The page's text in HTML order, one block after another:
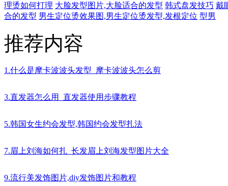
理烫如何打理 大脸发型图片,大脸适合的发型 韩式盘发技巧 戴
合的发型 男生定位烫效果图,男生定位烫发型,发根定位 型男
推荐内容
1.什么是摩卡波波头发型_摩卡波波头怎么剪
3.直发器怎么用_直发器使用步骤教程
5.韩国女生约会发型,韩国约会发型扎法
7.眉上刘海如何扎_长发眉上刘海发型图片大全
9.流行美发饰图片,diy发饰图片和教程